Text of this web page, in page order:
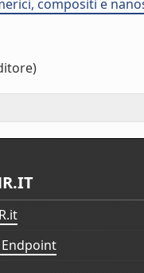
compositi e
Endpoint